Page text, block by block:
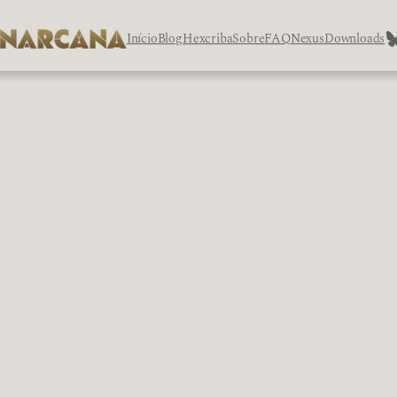
InícioBlogHexcribaSobreFAQNexusDownloads